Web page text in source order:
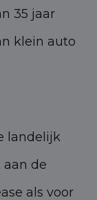
35 jaar
klein auto
landelijk
de
als voor